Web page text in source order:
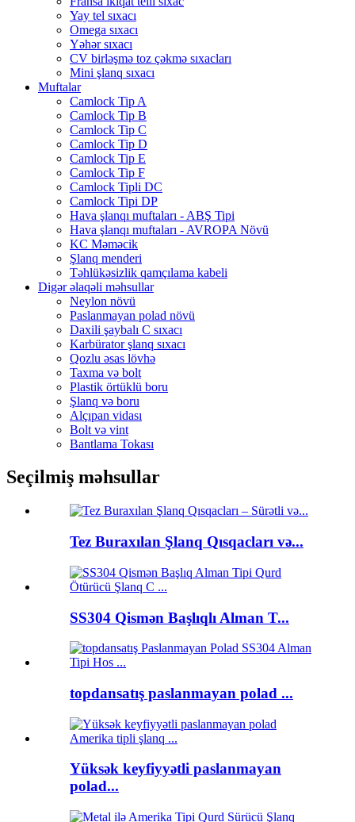
Yay tel sıxacı
Omega sıxacı
Yəhər sıxacı
CV birləşmə toz çəkmə sıxacları
Mini şlanq sıxacı
Muftalar
Camlock Tip A
Camlock Tip B
Camlock Tip C
Camlock Tip D
Camlock Tip E
Camlock Tip F
Camlock Tipli DC
Camlock Tipi DP
Hava şlanqı muftaları - ABŞ Tipi
Hava şlanqı muftaları - AVROPA Növü
KC Məməcik
Şlanq menderi
Təhlükəsizlik qamçılama kabeli
Digər əlaqəli məhsullar
Neylon növü
Paslanmayan polad növü
Daxili şaybalı C sıxacı
Karbürator şlanq sıxacı
Qozlu əsas lövhə
Taxma və bolt
Plastik örtüklü boru
Şlanq və boru
Alçıpan vidası
Bolt və vint
Bantlama Tokası
Seçilmiş məhsullar
Tez Buraxılan Şlanq Qısqacları və...
SS304 Qismən Başlıqlı Alman T...
topdansatış paslanmayan polad ...
Yüksək keyfiyyətli paslanmayan
polad...